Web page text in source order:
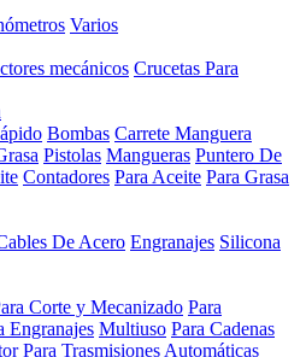
Varios
mecánicos Crucetas Para
Bombas Carrete Manguera
Pistolas Mangueras Puntero De
Contadores Para Aceite Para Grasa
De Acero Engranajes Silicona
Corte y Mecanizado Para
Engranajes Multiuso Para Cadenas
Para Trasmisiones Automáticas